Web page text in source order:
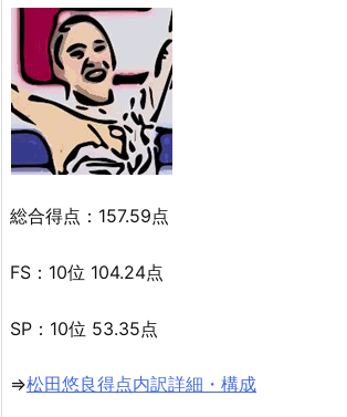
総合得点：157.59点
FS：10位 104.24点
SP：10位 53.35点
⇒松田悠良得点内訳詳細・構成